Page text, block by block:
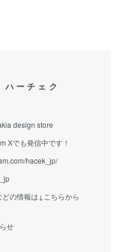
ーチェク
design store
Xでも発信中です！
hacek_jp/
の情報は↓こちらから
せ